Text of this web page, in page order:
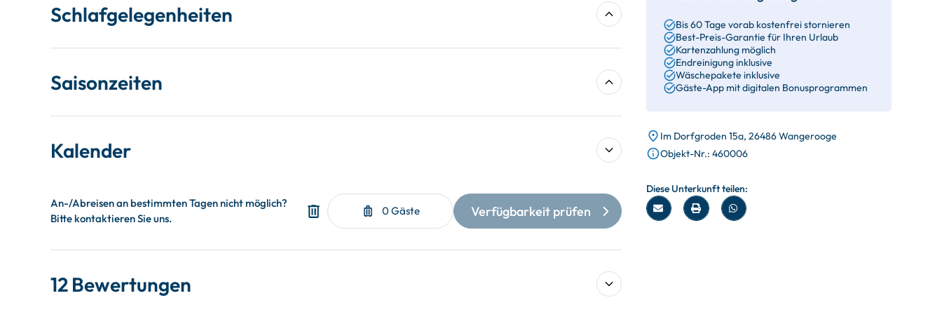
Schlafgelegenheiten
Saisonzeiten
Kalender
12 Bewertungen
Bis 60 Tage vorab kostenfrei stornieren
Best-Preis-Garantie für Ihren Urlaub
Kartenzahlung möglich
Endreinigung inklusive
Wäschepakete inklusive
Gäste-App mit digitalen Bonusprogrammen
Im Dorfgroden 15a, 26486 Wangerooge
Objekt-Nr.: 460006
Diese Unterkunft teilen: